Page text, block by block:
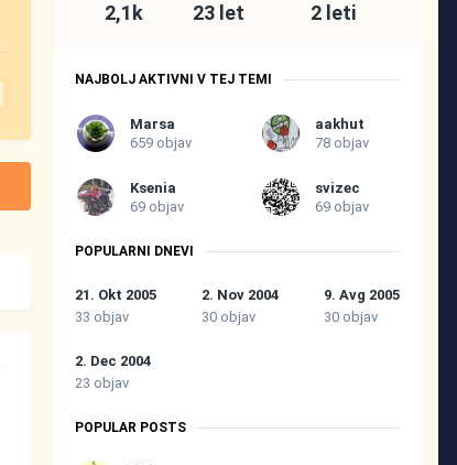
2,1k 23 let 2 leti
NAJBOLJ AKTIVNI V TEJ TEMI
Marsa
659 objav
aakhut
78 objav
Ksenia
69 objav
svizec
69 objav
POPULARNI DNEVI
21. Okt 2005
33 objav
2. Nov 2004
30 objav
9. Avg 2005
30 objav
2. Dec 2004
23 objav
POPULAR POSTS